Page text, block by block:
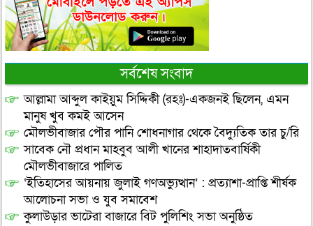
সর্বশেষ সংবাদ
আল্লামা আব্দুল কাইয়ুম সিদ্দিকী (রহঃ)-একজনই ছিলেন, এমন
মানুষ খুব কমই আসেন
মৌলভীবাজার পৌর পানি শোধনাগার থেকে বৈদ্যুতিক তার চু/রি
সাবেক নৌ প্রধান মাহবুব আলী খানের শাহাদাতবার্ষিকী
মৌলভীবাজারে পালিত
‘ইতিহাসের আয়নায় জুলাই গণঅভ্যুত্থান’ : প্রত্যাশা-প্রাপ্তি শীর্ষক
আলোচনা সভা ও যুব সমাবেশ
কুলাউড়ার ভাটেরা বাজারে বিট পুলিশিং সভা অনুষ্ঠিত